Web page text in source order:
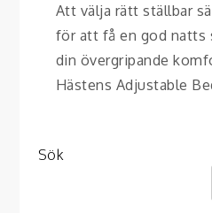
Att välja rätt ställbar
för att få en god natts
din övergripande
Hästens Adjustable
Sök